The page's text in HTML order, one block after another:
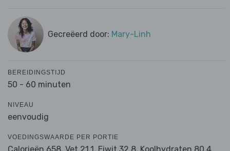
Gecreëerd door: Mary-Linh
BEREIDINGSTIJD
50 - 60 minuten
NIVEAU
eenvoudig
VOEDINGSWAARDE PER PORTIE